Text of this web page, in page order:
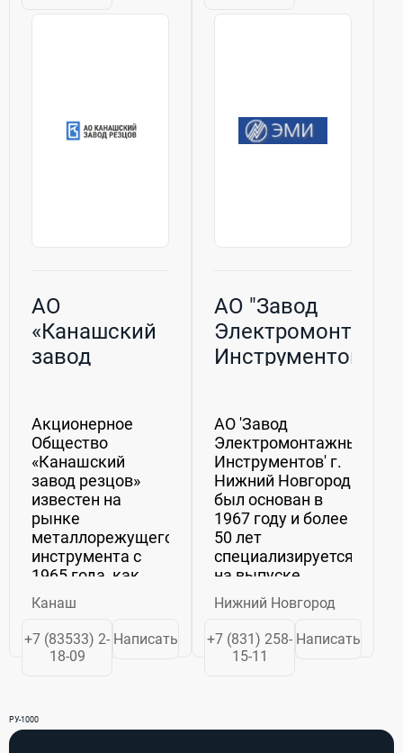
в городе...
КНС – 1.Завод
АО
«Канашский
завод
Акционерное
Общество
«Канашский
завод резцов»
известен на
рынке
металлорежущего
инструмента с
1965 года, как
надежный
производитель и
поставщик
резцов токарных
Качество нашей
Канаш
+7 (83533) 2-
18-09
Написать
АО "Завод
Инструментов"
АО 'Завод
Электромонтажных
Инструментов' г.
Нижний Новгород
был основан в
1967 году и более
50 лет
специализируется
на выпуске
инструмента и
приспособлений
для производства
электромонтажных
плоскогубцев...
Нижний Новгород
+7 (831) 258-
15-11
Написать
РУ-1000